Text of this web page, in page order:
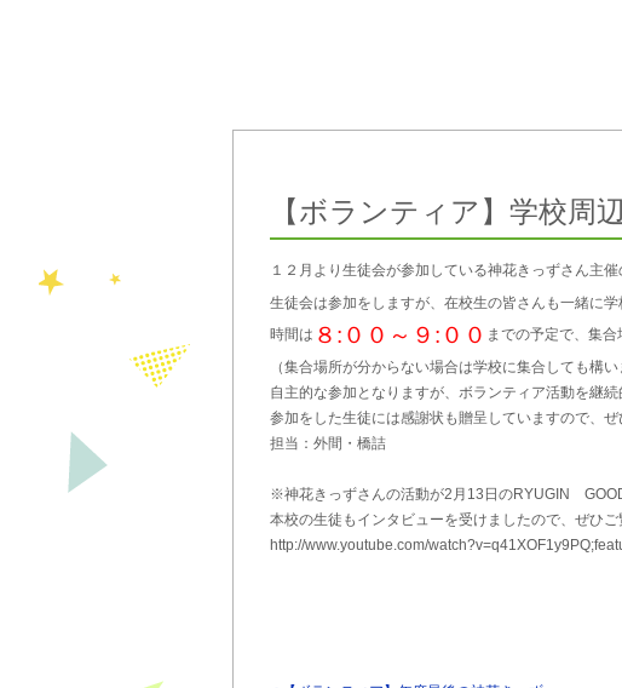
【ボランティア】学校周
１２月より生徒会が参加している神花きっずさん主催
生徒会は参加をしますが、在校生の皆さんも一緒に
時間は ８:００～９:００ までの予定で、集
（集合場所が分からない場合は学校に集合しても構い
自主的な参加となりますが、ボランティア活動を継
参加をした生徒には感謝状も贈呈していますので、ぜ
担当：外間・橋詰
※神花きっずさんの活動が2月13日のRYUGIN
本校の生徒もインタビューを受けましたので、ぜひご
http://www.youtube.com/